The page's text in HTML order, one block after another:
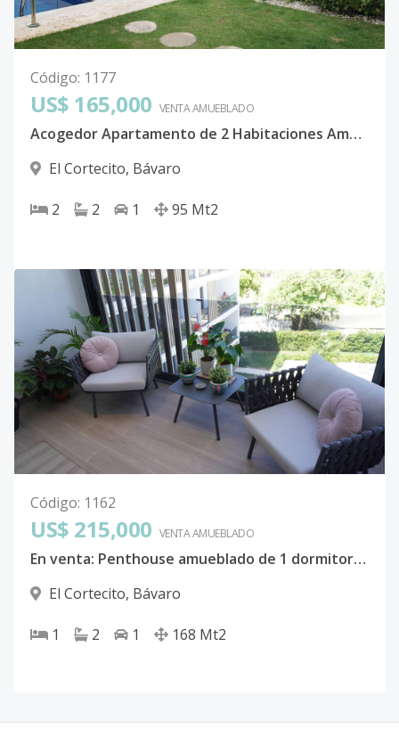
Código: 1177
US$ 165,000 VENTA AMUEBLADO
Acogedor Apartamento de 2 Habitaciones Amueblado en Villa Josefa – El Cortecito
El Cortecito, Bávaro
2 2 1 95 Mt2
Código: 1162
US$ 215,000 VENTA AMUEBLADO
En venta: Penthouse amueblado de 1 dormitorio B-401 en Sausalito, El Cortecito – Listo para entrega
El Cortecito, Bávaro
1 2 1 168 Mt2